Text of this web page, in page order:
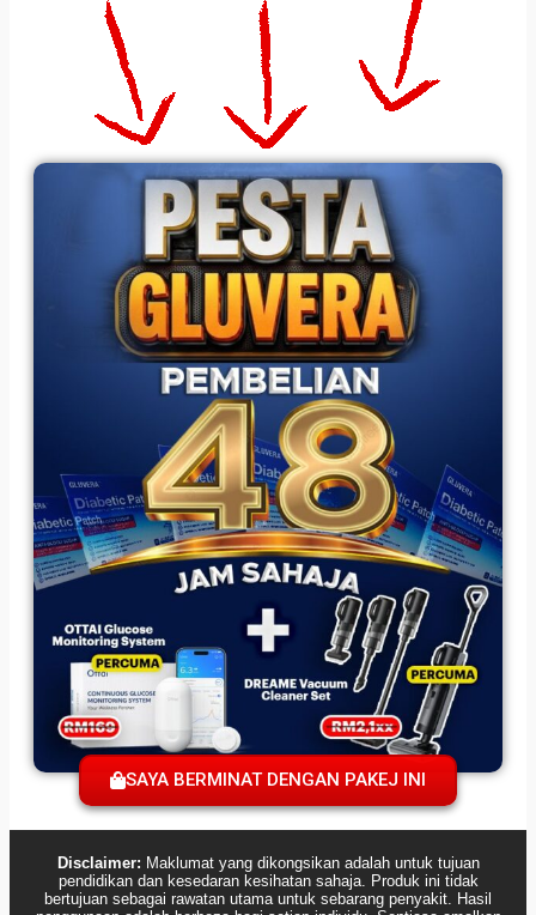
SAYA BERMINAT DENGAN PAKEJ INI
Disclaimer: Maklumat yang dikongsikan adalah untuk tujuan
pendidikan dan kesedaran kesihatan sahaja. Produk ini tidak
bertujuan sebagai rawatan utama untuk sebarang penyakit. Hasil